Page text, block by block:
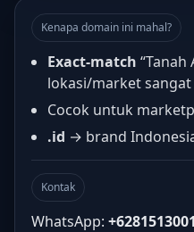
Kenapa domain ini mahal?
Exact-match “Tanah
lokasi/market
Cocok untuk
.id → brand
Kontak
WhatsApp: